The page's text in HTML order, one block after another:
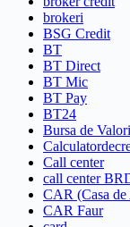
brokeri
BSG Credit
BT
BT Direct
BT Mic
BT Pay
BT24
Bursa de
Call center
call center
CAR (Casa
CAR Faur